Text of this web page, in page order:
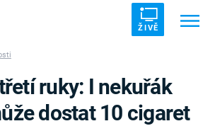
ŽIVĚ
DÁVNOVĚKU
ruky: I nekuřák
dostat 10 cigaret